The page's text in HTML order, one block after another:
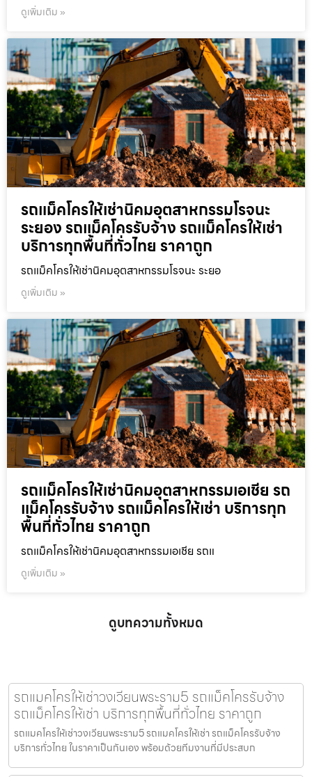
ดูเพิ่มเติม »
รถแม็คโครให้เช่านิคมอุตสาหกรรมโรจนะ
ระยอง รถแม็คโครรับจ้าง รถแม็คโครให้เช่า
บริการทุกพื้นที่ทั่วไทย ราคาถูก
รถแม็คโครให้เช่านิคมอุตสาหกรรมโรจนะ ระยอ
ดูเพิ่มเติม »
รถแม็คโครให้เช่านิคมอุตสาหกรรมเอเชีย รถ
แม็คโครรับจ้าง รถแม็คโครให้เช่า บริการทุก
พื้นที่ทั่วไทย ราคาถูก
รถแม็คโครให้เช่านิคมอุตสาหกรรมเอเชีย รถแ
ดูเพิ่มเติม »
ดูบทความทั้งหมด
รถแมคโครให้เช่าวงเวียนพระราม5 รถแม็คโครรับจ้าง
รถแม็คโครให้เช่า บริการทุกพื้นที่ทั่วไทย ราคาถูก
รถแมคโครให้เช่าวงเวียนพระราม5 รถแมคโครให้เช่า รถแม็คโครรับจ้าง
บริการทั่วไทย ในราคาเป็นกันเอง พร้อมด้วยทีมงานที่มีประสบก